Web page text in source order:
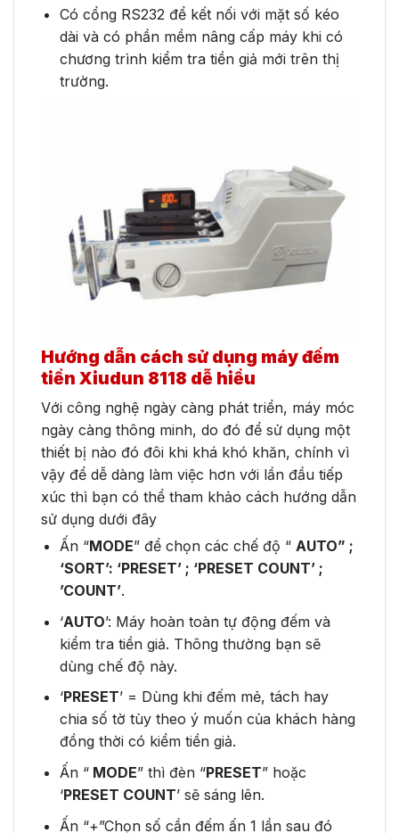
Có cổng RS232 để kết nối với mặt số kéo
dài và có phần mềm nâng cấp máy khi có
chương trình kiểm tra tiền giả mới trên thị
trường.
Hướng dẫn cách sử dụng máy đếm
tiền Xiudun 8118 dễ hiểu
Với công nghệ ngày càng phát triển, máy móc
ngày càng thông minh, do đó để sử dụng một
thiết bị nào đó đôi khi khá khó khăn, chính vì
vậy để dễ dàng làm việc hơn với lần đầu tiếp
xúc thì bạn có thể tham khảo cách hướng dẫn
sử dụng dưới đây
Ấn “MODE” để chọn các chế độ “ AUTO” ;
‘SORT’: ‘PRESET’ ; ‘PRESET COUNT’ ;
’COUNT’.
‘AUTO’: Máy hoàn toàn tự động đếm và
kiểm tra tiền giả. Thông thường bạn sẽ
dùng chế độ này.
‘PRESET’ = Dùng khi đếm mẻ, tách hay
chia số tờ tùy theo ý muốn của khách hàng
đồng thời có kiểm tiền giả.
Ấn “MODE” thì đèn “PRESET” hoặc
‘PRESET COUNT’ sẽ sáng lên.
Ấn “+”Chọn số cần đếm ấn 1 lần sau đó